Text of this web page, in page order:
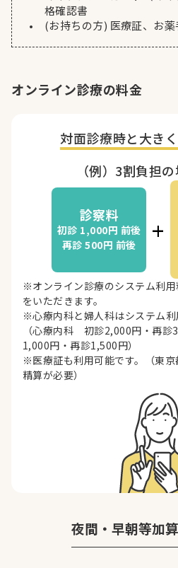
格確認書
(お持ちの方) 医療証、お
オンライン診療の料金
対面診療時と大き
（例）3割負担
診察料
初診 1,000円 前後
再診 500円 前後 +
※オンライン診療のシステム利
をいただきます。
※心療内科と婦人科はシステム利
（心療内科 初診2,000円・再
1,000円・再診1,500円）
※医療証も利用可能です。（東
精算が必要）
夜間・早朝等加